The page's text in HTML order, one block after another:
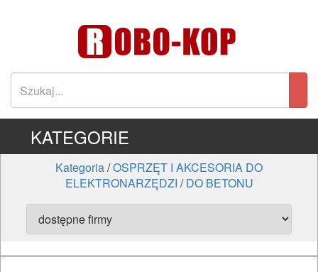
KATEGORIE
Kategoria/OSPRZĘT I AKCESORIA DO
ELEKTRONARZĘDZI /DO BETONU